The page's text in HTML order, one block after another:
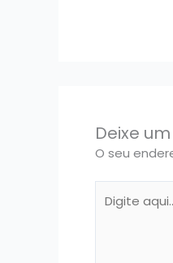
Deixe
O seu
aqui...